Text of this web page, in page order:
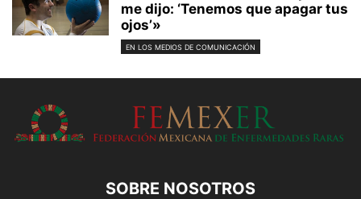
me dijo: ‘Tenemos que apagar tus
ojos’»
EN LOS MEDIOS DE COMUNICACIÓN
SOBRE NOSOTROS